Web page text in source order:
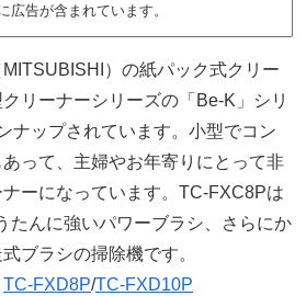
広告が含まれています。
）の紙パック式クリー
リーナーシリーズの「Be-K」シリ
ナップされています。小型でコン
って、主婦やお年寄りにとって非
ーになっています。TC-FXC8Pは
たんに強いパワーブラシ、さらにか
ブラシの掃除機です。
TC-FXD8P/TC-FXD10P